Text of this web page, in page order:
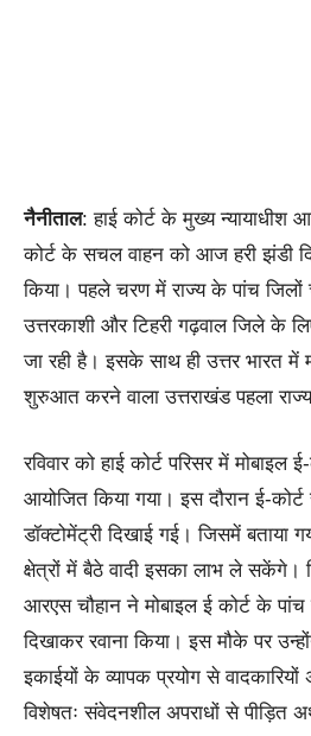
नैनीताल: हाई कोर्ट के मुख्य न्यायाधीश
कोर्ट के सचल वाहन को आज हरी झंडी
किया। पहले चरण में राज्य के पांच जिलों
उत्तरकाशी और टिहरी गढ़वाल जिले के
जा रही है। इसके साथ ही उत्तर भारत में
शुरुआत करने वाला उत्तराखंड पहला
रविवार को हाई कोर्ट परिसर में मोबाइल
आयोजित किया गया। इस दौरान ई-
डॉक्टोमेंट्री दिखाई गई। जिसमें बताया
क्षेत्रों में बैठे वादी इसका लाभ ले सकेंगे।
आरएस चौहान ने मोबाइल ई कोर्ट के
दिखाकर रवाना किया। इस मौके पर
इकाईयों के व्यापक प्रयोग से
विशेषतः संवेदनशील अपराधों से पीड़ित